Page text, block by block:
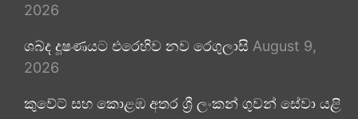
2026
ශබ්ද දූෂණයට එරෙහිව නව රෙගුලාසි August 9,
2026
කුවේට් සහ කොළඹ අතර ශ්‍රී ලංකන් ගුවන් සේවා යළි